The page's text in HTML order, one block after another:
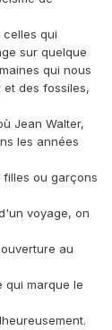
qui
sur quelque
qui nous
et des fossiles,
Jean Walter,
les années
ou garçons
voyage, on
au
qui marque le